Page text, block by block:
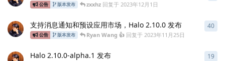
公告 版本发布 zxxhz回复于 2023年12月1日
支持消息通知和预设应用市场，Halo 2.10.0 发布
公告 版本发布 Ryan Wang 👍回复于 2023年11月25日
40
Halo 2.10.0-alpha.1 发布 19